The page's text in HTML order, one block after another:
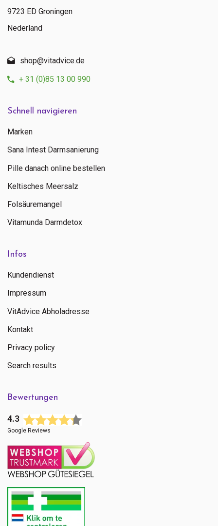
Schnell navigieren
Marken
Sana Intest Darmsanierung
Pille danach online bestellen
Keltisches Meersalz
Folsäuremangel
Vitamunda Darmdetox
Infos
Kundendienst
Impressum
VitAdvice Abholadresse
Kontakt
Privacy policy
Search results
Bewertungen
4.3
Google Reviews
9723 ED Groningen
Nederland
shop@vitadvice.de
+ 31 (0)85 13 00 990